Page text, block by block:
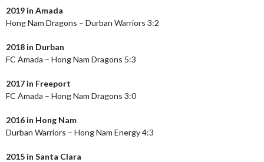
2019 in Amada
Hong Nam Dragons – Durban Warriors 3:2
2018 in Durban
FC Amada – Hong Nam Dragons 5:3
2017 in Freeport
FC Amada – Hong Nam Dragons 3:0
2016 in Hong Nam
Durban Warriors – Hong Nam Energy 4:3
2015 in Santa Clara